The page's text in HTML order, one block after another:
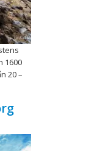
1600
20 –